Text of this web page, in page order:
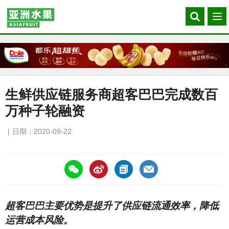
Search
our
菜
单
生鲜供应链服务商超客巴巴完成数百
万种子轮融资
日期：2020-09-22
https://asiafruitchina.net/20059.html
超客巴巴主要优势是提升了供应链流通效率，降低
运营成本风险。